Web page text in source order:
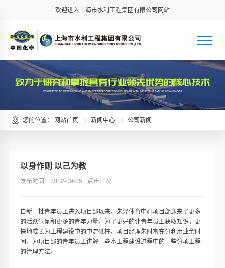
欢迎进入上海市水利工程集团有限公司网站
您的位置： 网站首页 新闻中心 公司新闻
以身作则 以己为教
发布时间：2012-09-05 点击： 次
自新一批青年员工进入项目部以来，朱泾体育中心项目部迎来了更多
的活跃气氛和更多的青年力量。为了更好的让青年员工获取知识，更
快地成长为工程建设中的中流砥柱，项目经理朱财富充分利用业余时
间，为项目部的青年员工讲解一些本工程建设过程中的一些分项工程
的管理方法。